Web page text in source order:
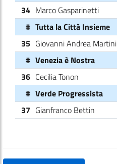
34 Marco Gasparinetti
# Tutta la Città Insieme
35 Giovanni Andrea Martini
# Venezia è Nostra
36 Cecilia Tonon
# Verde Progressista
37 Gianfranco Bettin